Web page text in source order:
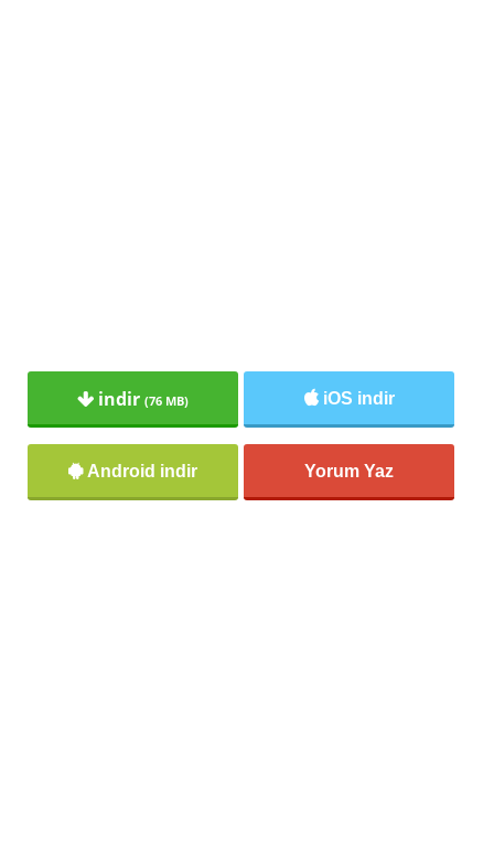
indir(76 MB) iOS indir
Android indir Yorum Yaz